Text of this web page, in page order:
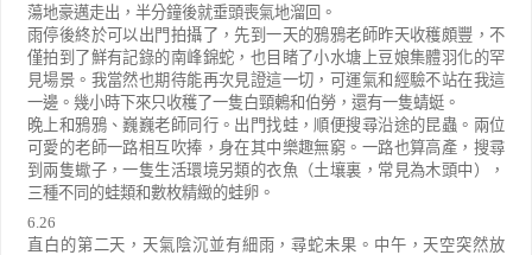
蕩地豪邁走出，半分鐘後就垂頭喪氣地溜回。
雨停後終於可以出門拍攝了，先到一天的鴉鴉老師昨天收穫頗豐，不
僅拍到了鮮有記錄的南峰錦蛇，也目睹了小水塘上豆娘集體羽化的罕
見場景。我當然也期待能再次見證這一切，可運氣和經驗不站在我這
一邊。幾小時下來只收穫了一隻白頸鶇和伯勞，還有一隻蜻蜓。
晚上和鴉鴉、巍巍老師同行。出門找蛙，順便搜尋沿途的昆蟲。兩位
可愛的老師一路相互吹捧，身在其中樂趣無窮。一路也算高產，搜尋
到兩隻蠍子，一隻生活環境另類的衣魚（土壤裏，常見為木頭中），
三種不同的蛙類和數枚精緻的蛙卵。
6.26
直白的第二天，天氣陰沉並有細雨，尋蛇未果。中午，天空突然放